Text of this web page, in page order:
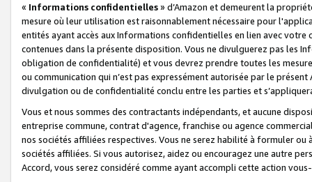
« Informations confidentielles» d’Amazon et demeurent la
mesure où leur utilisation est raisonnablement nécessaire pour
entités ayant accès aux Informations confidentielles en lien avec
contenues dans la présente disposition. Vous ne divulguerez pas les
obligation de confidentialité) et vous devrez prendre toutes les
ou communication qui n’est pas expressément autorisée par le
divulgation ou de confidentialité conclu entre les parties et
Vous et nous sommes des contractants indépendants, et aucune
entreprise commune, contrat d'agence, franchise ou agence
nos sociétés affiliées respectives. Vous ne serez habilité à formuler
sociétés affiliées. Si vous autorisez, aidez ou encouragez une autre
Accord, vous serez considéré comme ayant accompli cette action